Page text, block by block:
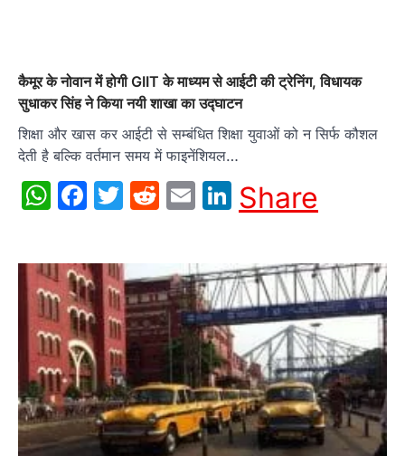
कैमूर के नोवान में होगी GIIT के माध्यम से आईटी की ट्रेनिंग, विधायक
सुधाकर सिंह ने किया नयी शाखा का उद्घाटन
शिक्षा और खास कर आईटी से सम्बंधित शिक्षा युवाओं को न सिर्फ कौशल
देती है बल्कि वर्तमान समय में फाइनेंशियल…
WhatsApp
Facebook
Twitter
Reddit
EmailLinkedIn
Share